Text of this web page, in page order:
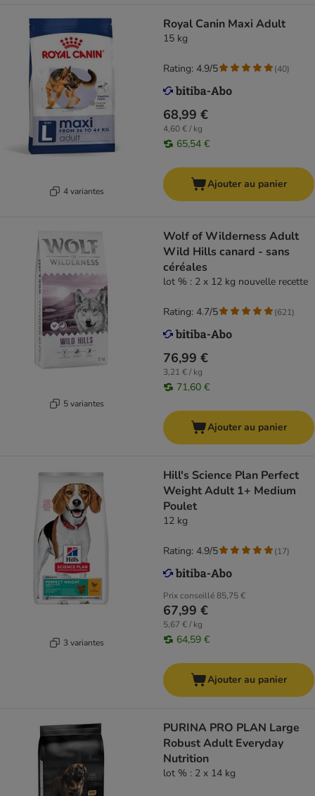
4 variantes
Royal Canin Maxi Adult
15 kg
68,99 €
4,60 € / kg
65,54 €
Rating: 4.9/5 (40)
Ajouter au panier
5 variantes
Wolf of Wilderness Adult
Wild Hills canard - sans
céréales
lot % : 2 x 12 kg nouvelle recette
76,99 €
3,21 € / kg
71,60 €
Rating: 4.7/5 (621)
Ajouter au panier
3 variantes
Hill's Science Plan Perfect
Weight Adult 1+ Medium
Poulet
12 kg
Prix conseillé85,75 €
67,99 €
5,67 € / kg
64,59 €
Rating: 4.9/5 (17)
Ajouter au panier
PURINA PRO PLAN Large
Robust Adult Everyday
Nutrition
lot % : 2 x 14 kg